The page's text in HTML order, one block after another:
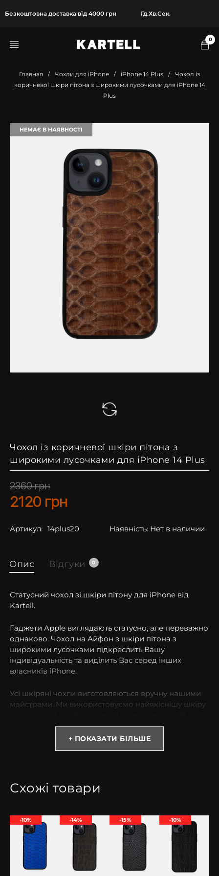
Безкоштовна доставка від 4000 грн Гд.Хв.Сек.
0
Главная / Чохли для iPhone / iPhone 14 Plus /
Чохол із
коричневої шкіри пітона з широкими лусочками для iPhone 14
Plus
НЕМАЄ В НАЯВНОСТІ
Чохол із коричневої шкіри пітона з
широкими лусочками для iPhone 14 Plus
2360грн
2120 грн
Артикул: 14plus20 Наявність: Нет в наличии
Опис Відгуки 0
Статусний чохол зі шкіри пітону для iPhone від
Kartell.
Гаджети Apple виглядають статусно, але переважно
однаково. Чохол на Айфон з шкіри пітона з
широкими лусочками підкреслить Вашу
індивідуальність та виділить Вас серед інших
власників iPhone.
Усі шкіряні чохли виготовляються вручну нашими
майстрами. Ми використовуємо найякіснішу шкіру
забезпечити Вам чохол преміум-класу.
* Зверніть увагу! Колір та відтінок можуть
освітлення.
Натуральна зміїна шкіра – прерогатива людей із
високим становищем у суспільстві. Усі вироби у
преміальному оформленні підвищують імідж
власника. Ексклюзивний чохол для iPhone з
натуральної шкіри пітону завжди виглядає
+ ПОКАЗАТИ БІЛЬШЕ
Схожі товари
-10% -14% -15% -10%